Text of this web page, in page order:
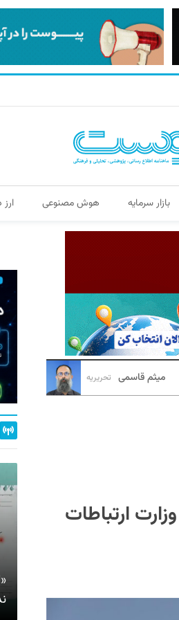
بازار سرمایه هوش مصنوعی
میثم قاسمی تحریریه
ارتباطات